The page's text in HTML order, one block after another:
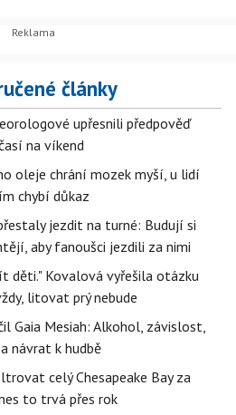
články
upřesnili předpověď
na víkend
oleje chrání mozek myší, u lidí
chybí důkaz
jezdit na turné: Budují si
aby fanoušci jezdili za nimi
děti." Kovalová vyřešila otázku
litovat prý nebude
Gaia Mesiah: Alkohol, závislost,
návrat k hudbě
celý Chesapeake Bay za
to trvá přes rok